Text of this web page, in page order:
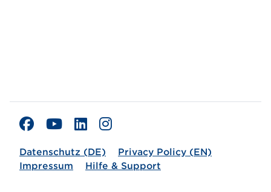
Datenschutz (DE)
Privacy Policy (EN)
Impressum
Hilfe & Support